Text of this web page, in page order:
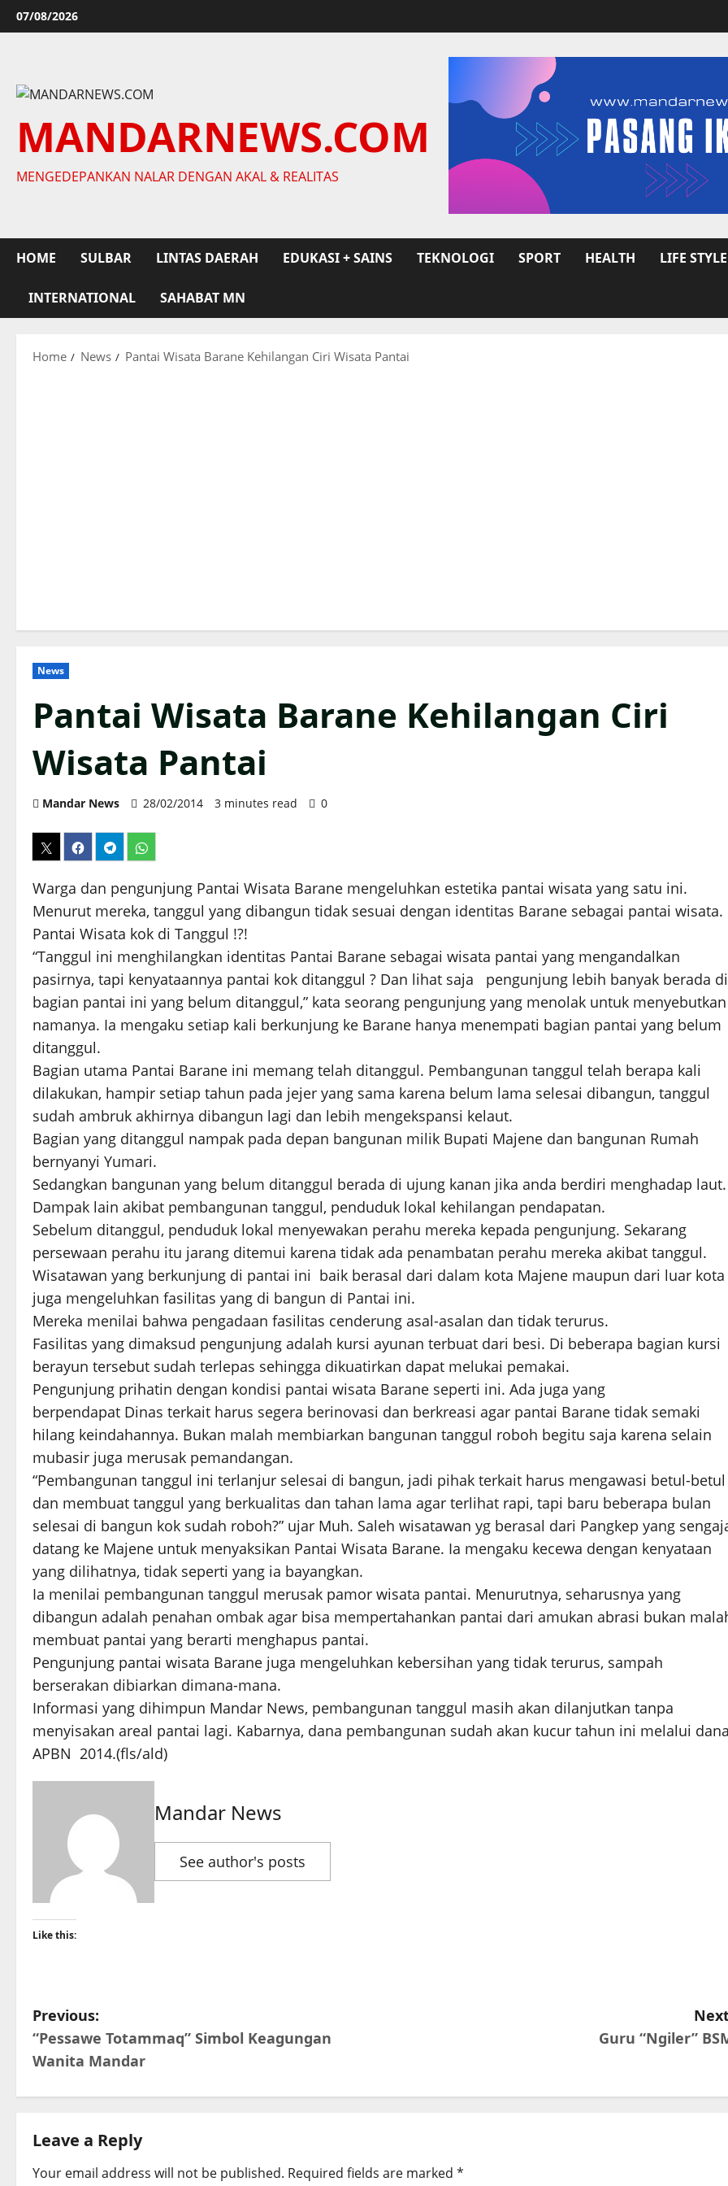
Skip
to
07/08/2026
MANDARNEWS.COM
MENGEDEPANKAN NALAR DENGAN AKAL & REALITAS
HOME SULBAR LINTAS DAERAH EDUKASI + SAINS TEKNOLOGI SPORT HEALTH LIFE STYLE
INTERNATIONAL SAHABAT MN
Home News Pantai Wisata Barane Kehilangan Ciri Wisata Pantai
News
Pantai Wisata Barane Kehilangan Ciri
Wisata Pantai
Mandar News 28/02/2014 3 minutes read 0
Warga dan pengunjung Pantai Wisata Barane mengeluhkan estetika pantai wisata yang satu ini.
Menurut mereka, tanggul yang dibangun tidak sesuai dengan identitas Barane sebagai pantai wisata.
Pantai Wisata kok di Tanggul !?!
“Tanggul ini menghilangkan identitas Pantai Barane sebagai wisata pantai yang mengandalkan
pasirnya, tapi kenyataannya pantai kok ditanggul ? Dan lihat saja pengunjung lebih banyak berada di
bagian pantai ini yang belum ditanggul,” kata seorang pengunjung yang menolak untuk menyebutkan
namanya. Ia mengaku setiap kali berkunjung ke Barane hanya menempati bagian pantai yang belum
ditanggul.
Bagian utama Pantai Barane ini memang telah ditanggul. Pembangunan tanggul telah berapa kali
dilakukan, hampir setiap tahun pada jejer yang sama karena belum lama selesai dibangun, tanggul
sudah ambruk akhirnya dibangun lagi dan lebih mengekspansi kelaut.
Bagian yang ditanggul nampak pada depan bangunan milik Bupati Majene dan bangunan Rumah
bernyanyi Yumari.
Sedangkan bangunan yang belum ditanggul berada di ujung kanan jika anda berdiri menghadap laut.
Dampak lain akibat pembangunan tanggul, penduduk lokal kehilangan pendapatan.
Sebelum ditanggul, penduduk lokal menyewakan perahu mereka kepada pengunjung. Sekarang
persewaan perahu itu jarang ditemui karena tidak ada penambatan perahu mereka akibat tanggul.
Wisatawan yang berkunjung di pantai ini baik berasal dari dalam kota Majene maupun dari luar kota
juga mengeluhkan fasilitas yang di bangun di Pantai ini.
Mereka menilai bahwa pengadaan fasilitas cenderung asal-asalan dan tidak terurus.
Fasilitas yang dimaksud pengunjung adalah kursi ayunan terbuat dari besi. Di beberapa bagian kursi
berayun tersebut sudah terlepas sehingga dikuatirkan dapat melukai pemakai.
Pengunjung prihatin dengan kondisi pantai wisata Barane seperti ini. Ada juga yang
berpendapat Dinas terkait harus segera berinovasi dan berkreasi agar pantai Barane tidak semaki
hilang keindahannya. Bukan malah membiarkan bangunan tanggul roboh begitu saja karena selain
mubasir juga merusak pemandangan.
“Pembangunan tanggul ini terlanjur selesai di bangun, jadi pihak terkait harus mengawasi betul-betul
dan membuat tanggul yang berkualitas dan tahan lama agar terlihat rapi, tapi baru beberapa bulan
selesai di bangun kok sudah roboh?” ujar Muh. Saleh wisatawan yg berasal dari Pangkep yang
datang ke Majene untuk menyaksikan Pantai Wisata Barane. Ia mengaku kecewa dengan kenyataan
yang dilihatnya, tidak seperti yang ia bayangkan.
Ia menilai pembangunan tanggul merusak pamor wisata pantai. Menurutnya, seharusnya yang
dibangun adalah penahan ombak agar bisa mempertahankan pantai dari amukan abrasi bukan
membuat pantai yang berarti menghapus pantai.
Pengunjung pantai wisata Barane juga mengeluhkan kebersihan yang tidak terurus, sampah
berserakan dibiarkan dimana-mana.
Informasi yang dihimpun Mandar News, pembangunan tanggul masih akan dilanjutkan tanpa
menyisakan areal pantai lagi. Kabarnya, dana pembangunan sudah akan kucur tahun ini melalui
APBN 2014.(fls/ald)
Mandar News
See author's posts
Like this:
P
o
s
n
Previous:
“Pessawe Totammaq” Simbol Keagungan
Wanita Mandar
Guru “Ngiler”
Leave a Reply
Your email address will not be published. Required fields are marked *